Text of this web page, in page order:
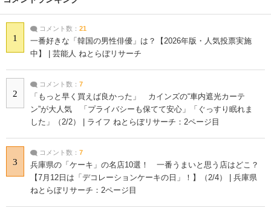
1
コメント数： 21
一番好きな「韓国の男性俳優」は？【2026年版・人気投票実施
中】 | 芸能人 ねとらぼリサーチ
2
コメント数： 7
「もっと早く買えば良かった」 カインズの“車内遮光カーテ
ン”が大人気 「プライバシーも保てて安心」「ぐっすり眠れま
した」（2/2） | ライフ ねとらぼリサーチ：2ページ目
3
コメント数： 7
兵庫県の「ケーキ」の名店10選！ 一番うまいと思う店はどこ？
【7月12日は「デコレーションケーキの日」！】（2/4） | 兵庫県
ねとらぼリサーチ：2ページ目